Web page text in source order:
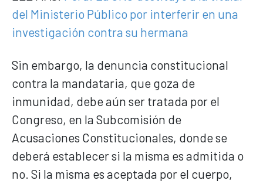
del Ministerio Público por interferir en una
investigación contra su hermana
Sin embargo, la denuncia constitucional
contra la mandataria, que goza de
inmunidad, debe aún ser tratada por el
Congreso, en la Subcomisión de
Acusaciones Constitucionales, donde se
deberá establecer si la misma es admitida o
no. Si la misma es aceptada por el cuerpo,